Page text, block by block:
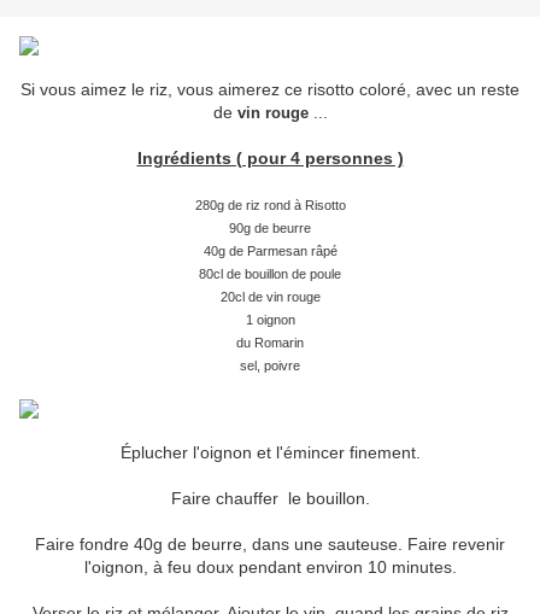
Si vous aimez le riz, vous aimerez ce risotto coloré, avec un reste
de vin rouge...
Ingrédients ( pour 4 personnes )
280g de riz rond à Risotto
90g de beurre
40g de Parmesan râpé
80cl de bouillon de poule
20cl de vin rouge
1 oignon
du Romarin
sel, poivre
Éplucher l'oignon et l'émincer finement.
Faire chauffer le bouillon.
Faire fondre 40g de beurre, dans une sauteuse. Faire revenir
l'oignon, à feu doux pendant environ 10 minutes.